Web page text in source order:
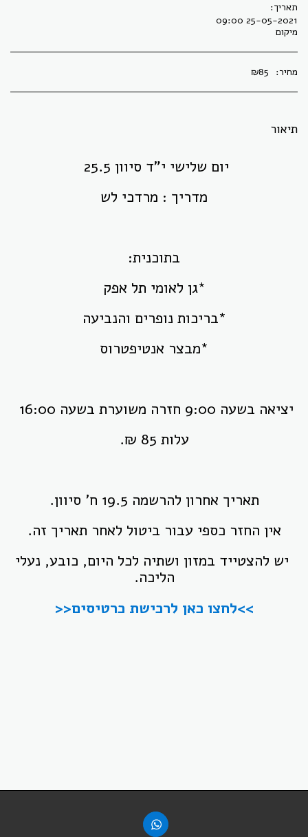
תאריך:
25-05-2021 09:00
מיקום
מחיר: ₪85
תיאור
יום שלישי י"ד סיוון 25.5
מדריך : מרדכי לש
בתוכנית:
*גן לאומי תל אפק
*בריכות נופרים והנביעה
*מבצר אנטיפטרוס
יציאה בשעה 9:00 חזרה משוערת בשעה 16:00
עלות 85 ₪.
תאריך אחרון להרשמה 19.5 ח' סיוון.
אין החזר כספי עבור ביטול לאחר תאריך זה.
יש להצטייד במזון ושתיה לכל היום, כובע, נעלי
הליכה.
>>לחצו כאן לרכישת כרטיסים<<